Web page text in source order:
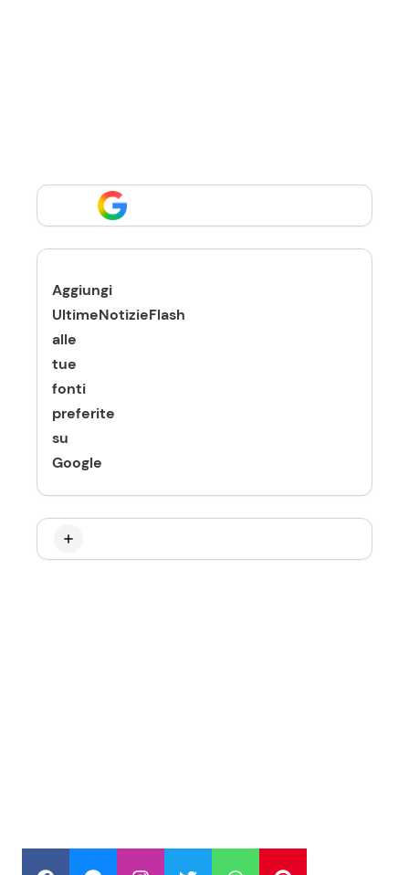
Aggiungi
UltimeNotizieFlash
alle
tue
fonti
preferite
su
Google